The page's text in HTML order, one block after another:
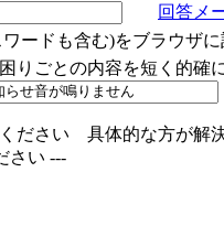
回答メ
ードも含む)をブラウザ
りごとの内容を短く的
ださい 具体的な方が解
さい ---